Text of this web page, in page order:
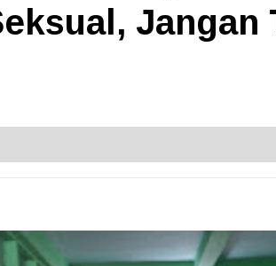
Jangan